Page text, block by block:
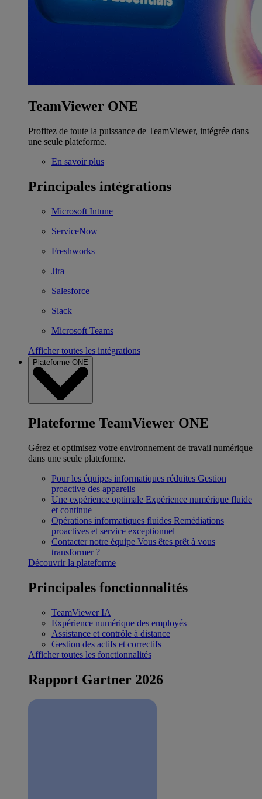
TeamViewer ONE
Profitez de toute la puissance de TeamViewer, intégrée dans
une seule plateforme.
En savoir plus
Principales intégrations
Microsoft Intune
ServiceNow
Freshworks
Jira
Salesforce
Slack
Microsoft Teams
Afficher toutes les intégrations
Plateforme ONE
Plateforme TeamViewer ONE
Gérez et optimisez votre environnement de travail numérique
dans une seule plateforme.
Pour les équipes informatiques réduites Gestion
proactive des appareils
Une expérience optimale Expérience numérique fluide
et continue
Opérations informatiques fluides Remédiations
proactives et service exceptionnel
Contacter notre équipe Vous êtes prêt à vous
transformer ?
Découvrir la plateforme
Principales fonctionnalités
TeamViewer IA
Expérience numérique des employés
Assistance et contrôle à distance
Gestion des actifs et correctifs
Afficher toutes les fonctionnalités
Rapport Gartner 2026